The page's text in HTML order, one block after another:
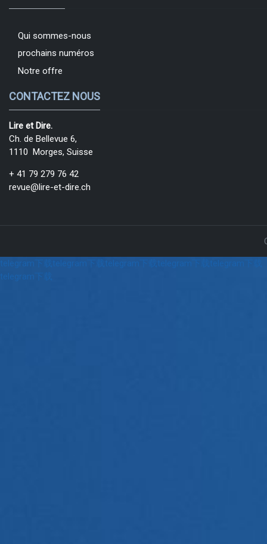
Qui sommes-nous
prochains numéros
Notre offre
CONTACTEZ NOUS
Lire et Dire.
Ch. de Bellevue 6,
1110 Morges, Suisse
+ 41 79 279 76 42
revue@lire-et-dire.ch
telegram下载telegram下载telegram下载 telegram下载 telegram下载
telegram下载